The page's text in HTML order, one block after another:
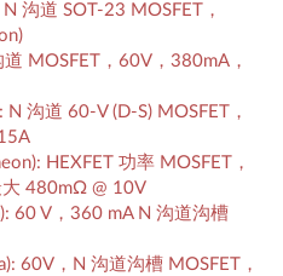
沟道 SOT-23 MOSFET，
MOSFET，60V，380mA，
沟道 60-V (D-S) MOSFET，
HEXFET 功率 MOSFET，
大 480mΩ @ 10V
60 V，360 mA N 沟道沟槽
60V，N 沟道沟槽 MOSFET，